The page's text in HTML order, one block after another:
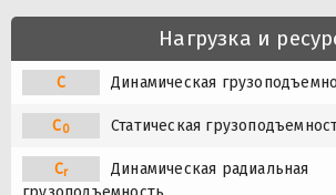
Нагрузка и
C Динамическая
C0 Статическая
Cr
Динамическая радиальная